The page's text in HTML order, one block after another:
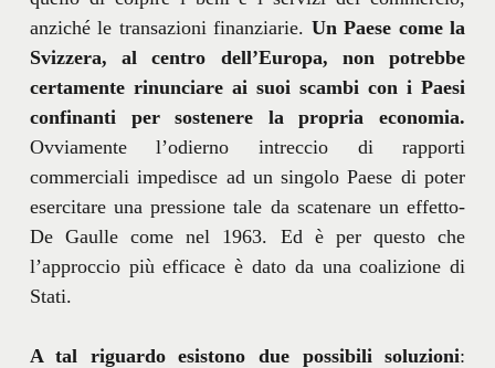
anziché le transazioni finanziarie. Un Paese come la
Svizzera, al centro dell’Europa, non potrebbe
certamente rinunciare ai suoi scambi con i Paesi
confinanti per sostenere la propria economia.
Ovviamente l’odierno intreccio di rapporti
commerciali impedisce ad un singolo Paese di poter
esercitare una pressione tale da scatenare un effetto-
De Gaulle come nel 1963. Ed è per questo che
l’approccio più efficace è dato da una coalizione di
Stati.
A tal riguardo esistono due possibili soluzioni: